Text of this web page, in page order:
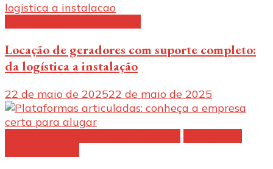
Locação de geradores com suporte completo:
da logística a instalação
22 de maio de 202522 de maio de 2025